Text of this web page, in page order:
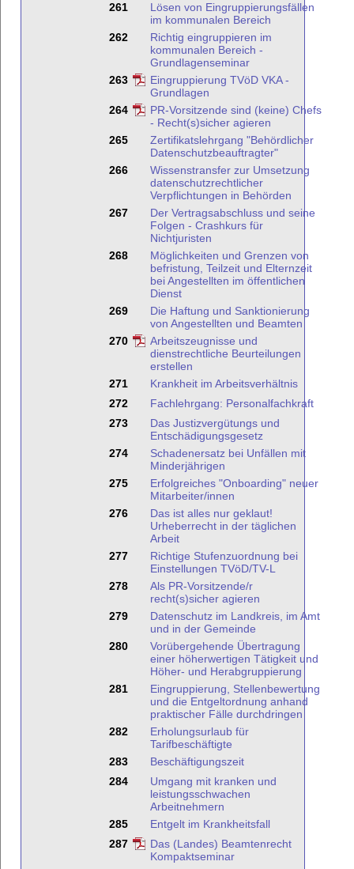
261
Lösen von Eingruppierungsfällen
im kommunalen Bereich
262
Richtig eingruppieren im
kommunalen Bereich -
Grundlagenseminar
263
Eingruppierung TVöD VKA -
Grundlagen
264
PR-Vorsitzende sind (keine) Chefs
- Recht(s)sicher agieren
265
Zertifikatslehrgang "Behördlicher
Datenschutzbeauftragter"
266
Wissenstransfer zur Umsetzung
datenschutzrechtlicher
Verpflichtungen in Behörden
267
Der Vertragsabschluss und seine
Folgen - Crashkurs für
Nichtjuristen
268
Möglichkeiten und Grenzen von
befristung, Teilzeit und Elternzeit
bei Angestellten im öffentlichen
Dienst
269
Die Haftung und Sanktionierung
von Angestellten und Beamten
270
Arbeitszeugnisse und
dienstrechtliche Beurteilungen
erstellen
271
Krankheit im Arbeitsverhältnis
272
Fachlehrgang: Personalfachkraft
273
Das Justizvergütungs und
Entschädigungsgesetz
274
Schadenersatz bei Unfällen mit
Minderjährigen
275
Erfolgreiches "Onboarding" neuer
Mitarbeiter/innen
276
Das ist alles nur geklaut!
Urheberrecht in der täglichen
Arbeit
277
Richtige Stufenzuordnung bei
Einstellungen TVöD/TV-L
278
Als PR-Vorsitzende/r
recht(s)sicher agieren
279
Datenschutz im Landkreis, im Amt
und in der Gemeinde
280
Vorübergehende Übertragung
einer höherwertigen Tätigkeit und
Höher- und Herabgruppierung
281
Eingruppierung, Stellenbewertung
und die Entgeltordnung anhand
praktischer Fälle durchdringen
282
Erholungsurlaub für
Tarifbeschäftigte
283
Beschäftigungszeit
284
Umgang mit kranken und
leistungsschwachen
Arbeitnehmern
285
Entgelt im Krankheitsfall
287
Das (Landes) Beamtenrecht
Kompaktseminar